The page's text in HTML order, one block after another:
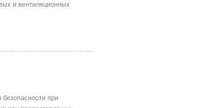
и вентиляционных
при